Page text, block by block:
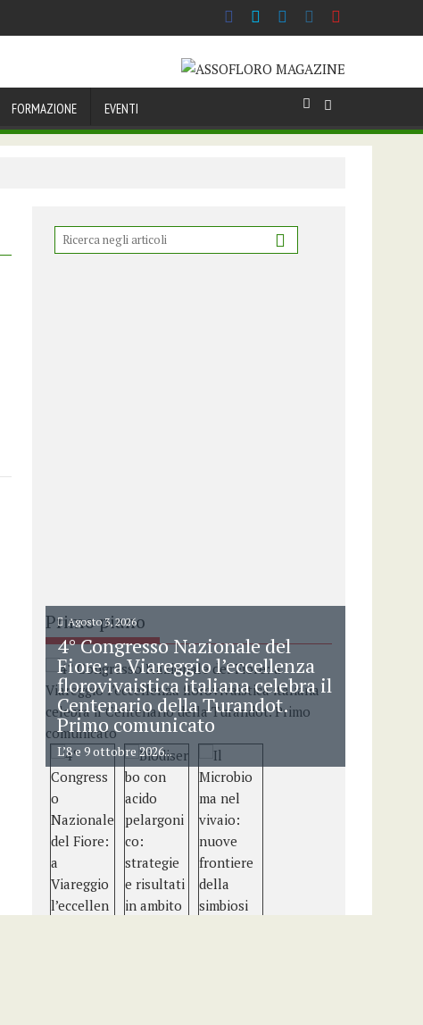
FORMAZIONE EVENTI
Primo piano
Agosto 3, 2026
4° Congresso Nazionale del
Fiore: a Viareggio l’eccellenza
florovivaistica italiana celebra il
Centenario della Turandot.
Primo comunicato
L’8 e 9 ottobre 2026...